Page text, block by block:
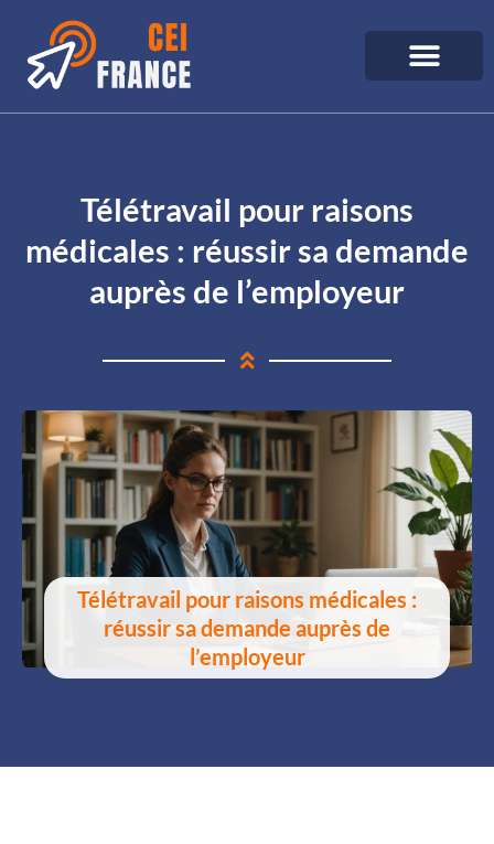
Télétravail pour raisons
médicales : réussir sa demande
auprès de l’employeur
Télétravail pour raisons médicales :
réussir sa demande auprès de
l’employeur